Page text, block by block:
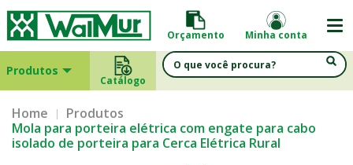
Orçamento Minha conta
Produtos
Catálogo
Home
Produtos
Mola para porteira elétrica com engate para cabo
isolado de porteira para Cerca Elétrica Rural